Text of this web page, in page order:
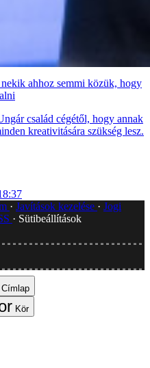
ahhoz semmi közük, hogy
család cégétől, hogy annak
kreativitására szükség lesz.
Javítások kezelése
Jogi
Sütibeállítások
Címlap
Kör